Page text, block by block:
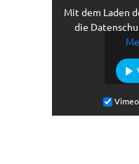
Mit dem Laden
die